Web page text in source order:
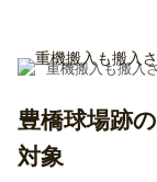
重機搬入も搬入
豊橋球場跡
対象